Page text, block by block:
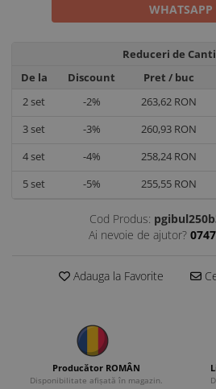
WHATSAPP
Reduceri de
De la
Discount Pret / buc
2set -2% 263,62 RON
3set -3% 260,93 RON
4set -4% 258,24 RON
5set -5% 255,55 RON
Cod Produs:
Ai nevoie de ajutor?
Adauga la Favorite
Producător ROMÂN
Disponibilitate afișată în magazin.